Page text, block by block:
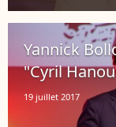
Yannick
"Cyril
19 juillet 2017